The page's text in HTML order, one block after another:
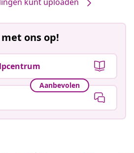
ons op!
Aanbevolen